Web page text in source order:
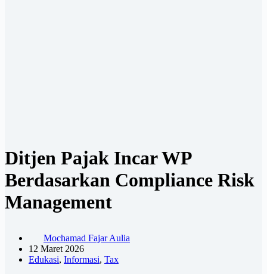
Ditjen Pajak Incar WP
Berdasarkan Compliance Risk
Management
Mochamad Fajar Aulia
12 Maret 2026
Edukasi, Informasi, Tax